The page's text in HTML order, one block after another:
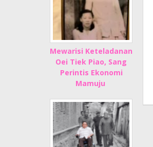
Mewarisi Keteladanan
Oei Tiek Piao, Sang
Perintis Ekonomi
Mamuju